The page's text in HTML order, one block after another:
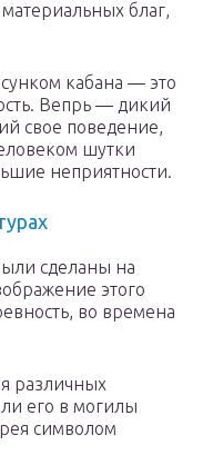
благ,
кабана — это
Вепрь — дикий
свое поведение,
шутки
неприятности.
сделаны на
этого
во времена
различных
его в могилы
символом